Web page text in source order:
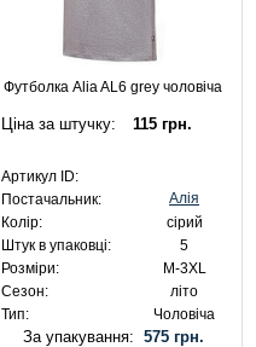
Футболка Alia AL6 grey чоловіча
Ціна за штучку: 115 грн.
Артикул ID:
Постачальник:
Алія
Колір:
сірий
Штук в упаковці:
5
Розміри:
M-3XL
Сезон:
літо
Тип:
Чоловіча
За упакування: 575 грн.